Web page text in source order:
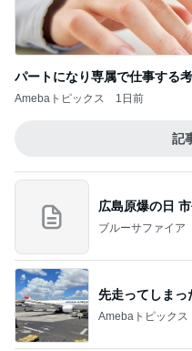
パートになり専属で仕事する考
Amebaトピックス 1日前
記
広島原爆の日
ブルーサファイア
先走ってしまっ
Amebaトピックス